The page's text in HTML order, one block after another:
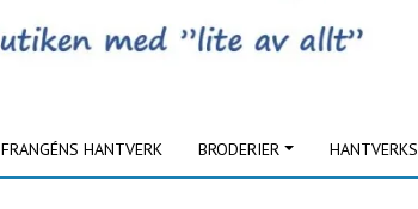
FRANGÉNS HANTVERK BRODERIER